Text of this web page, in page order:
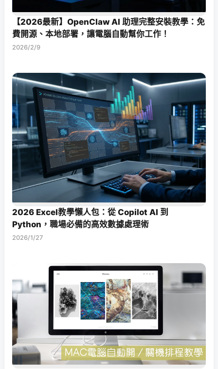
【2026最新】OpenClaw AI 助理完整安裝教學：免
費開源、本地部署，讓電腦自動幫你工作！
2026/2/9
2026 Excel教學懶人包：從 Copilot AI 到
Python，職場必備的高效數據處理術
2026/1/27